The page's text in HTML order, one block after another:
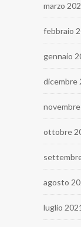
marzo
febbraio
gennaio
dicembre
ottobre
agosto
luglio